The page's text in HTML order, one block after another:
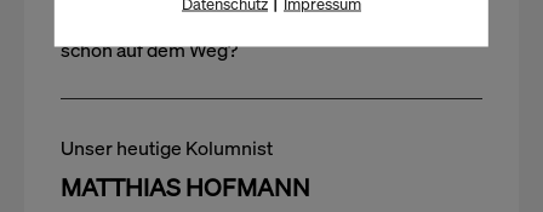
schon auf dem Weg?
Unser heutige Kolumnist
MATTHIAS HOFMANN